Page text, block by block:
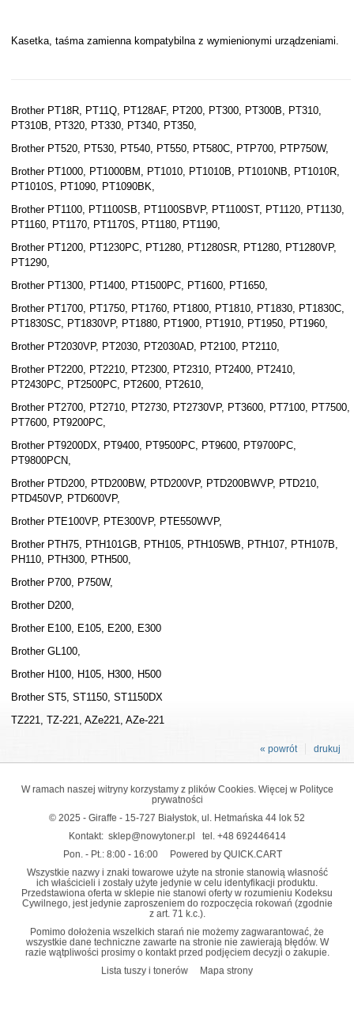
Kasetka, taśma zamienna kompatybilna z wymienionymi urządzeniami.
Brother PT18R, PT11Q, PT128AF, PT200, PT300, PT300B, PT310,
PT310B, PT320, PT330, PT340, PT350,
Brother PT520, PT530, PT540, PT550, PT580C, PTP700, PTP750W,
Brother PT1000, PT1000BM, PT1010, PT1010B, PT1010NB, PT1010R,
PT1010S, PT1090, PT1090BK,
Brother PT1100, PT1100SB, PT1100SBVP, PT1100ST, PT1120, PT1130,
PT1160, PT1170, PT1170S, PT1180, PT1190,
Brother PT1200, PT1230PC, PT1280, PT1280SR, PT1280, PT1280VP,
PT1290,
Brother PT1300, PT1400, PT1500PC, PT1600, PT1650,
Brother PT1700, PT1750, PT1760, PT1800, PT1810, PT1830, PT1830C,
PT1830SC, PT1830VP, PT1880, PT1900, PT1910, PT1950, PT1960,
Brother PT2030VP, PT2030, PT2030AD, PT2100, PT2110,
Brother PT2200, PT2210, PT2300, PT2310, PT2400, PT2410,
PT2430PC, PT2500PC, PT2600, PT2610,
Brother PT2700, PT2710, PT2730, PT2730VP, PT3600, PT7100, PT7500,
PT7600, PT9200PC,
Brother PT9200DX, PT9400, PT9500PC, PT9600, PT9700PC,
PT9800PCN,
Brother PTD200, PTD200BW, PTD200VP, PTD200BWVP, PTD210,
PTD450VP, PTD600VP,
Brother PTE100VP, PTE300VP, PTE550WVP,
Brother PTH75, PTH101GB, PTH105, PTH105WB, PTH107, PTH107B,
PH110, PTH300, PTH500,
Brother P700, P750W,
Brother D200,
Brother E100, E105, E200, E300
Brother GL100,
Brother H100, H105, H300, H500
Brother ST5, ST1150, ST1150DX
TZ221, TZ-221, AZe221, AZe-221
drukuj
« powrót
W ramach naszej witryny korzystamy z plików Cookies. Więcej w Polityce
prywatności
© 2025 - Giraffe - 15-727 Białystok, ul. Hetmańska 44 lok 52
Kontakt: sklep@nowytoner.pl tel. +48 692446414
Pon. - Pt.: 8:00 - 16:00
Powered by QUICK.CART
Wszystkie nazwy i znaki towarowe użyte na stronie stanowią własność
ich właścicieli i zostały użyte jedynie w celu identyfikacji produktu.
Przedstawiona oferta w sklepie nie stanowi oferty w rozumieniu Kodeksu
Cywilnego, jest jedynie zaproszeniem do rozpoczęcia rokowań (zgodnie
z art. 71 k.c.).
Pomimo dołożenia wszelkich starań nie możemy zagwarantować, że
wszystkie dane techniczne zawarte na stronie nie zawierają błędów. W
razie wątpliwości prosimy o kontakt przed podjęciem decyzji o zakupie.
Lista tuszy i tonerów
Mapa strony